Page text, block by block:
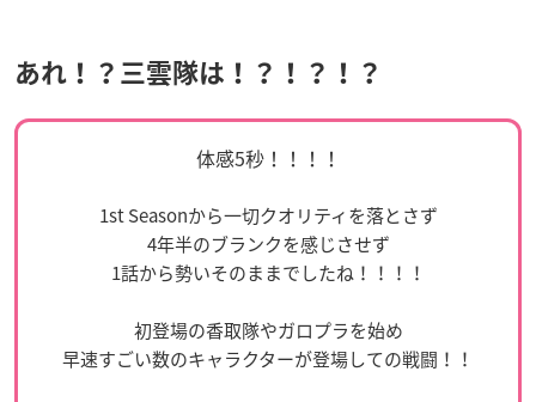
あれ！？三雲隊は！？！？！？
体感5秒！！！！
1st Seasonから一切クオリティを落とさず
4年半のブランクを感じさせず
1話から勢いそのままでしたね！！！！
初登場の香取隊やガロプラを始め
早速すごい数のキャラクターが登場しての戦闘！！